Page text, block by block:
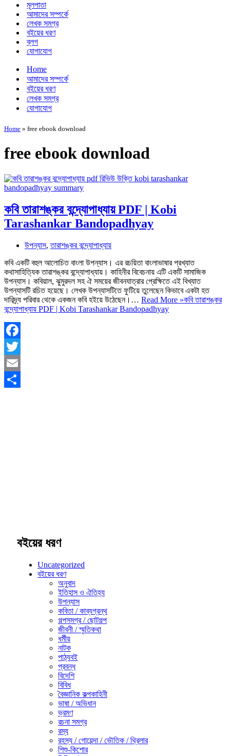
মূলপাতা
আমাদের সম্পর্কে
লেখক সমগ্র
বইয়ের ধরণ
ব্লগ
যোগাযোগ
Home
আমাদের সম্পর্কে
বইয়ের ধরণ
লেখক সমগ্র
যোগাযোগ
Home » free ebook download
free ebook download
কবি তারাশঙ্কর বন্দ্যোপাধ্যায় PDF | Kobi
Tarashankar Bandopadhyay
উপন্যাস,তারাশঙ্কর বন্দ্যোপাধ্যায়
কবি একটি বহুল আলোচিত বাংলা উপন্যাস। এর রচয়িতা বাংলাভাষার প্রখ্যাত
কথাসাহিত্যিক তারাশঙ্কর বন্দ্যোপাধ্যায়। কাহিনীর বিবেচনায় এটি একটি সামাজিক
উপন্যাস। কবিয়াল, ঝুমুরদল সহ ঐ সময়ের জীবনযাত্রার প্রেক্ষিতে এই বিখ্যাত
উপন্যাসটি রচিত হয়েছে। লেখক উপন্যাসটিতে ফুটিয়ে তুলেছেন কিভাবে একটা হত
দারিদ্র্য পরিবার থেকে একজন কবি হইয়ে উঠেছেন।… Read More »কবি তারাশঙ্কর
বন্দ্যোপাধ্যায় PDF | Kobi Tarashankar Bandopadhyay
Facebook
Twitter
Email
বইয়ের ধরণ
Uncategorized
বইয়ের ধরণ
অনুবাদ
ইতিহাস ও ঐতিহ্য
উপন্যাস
কবিতা / কাব্যগ্রন্থ
গল্পসমগ্র / ছোটগল্প
জীবনী / স্মৃতিকথা
ধর্মীয়
নাটক
পাঠ্যবই
প্রবন্ধ
বিদেশি
বিবিধ
বৈজ্ঞানিক কল্পকাহিনী
ভাষা / অভিধান
ভ্রমণ
রচনা সমগ্র
রম্য
রহস্য / গোয়েন্দা / ভৌতিক / থ্রিলার
শিশু-কিশোর